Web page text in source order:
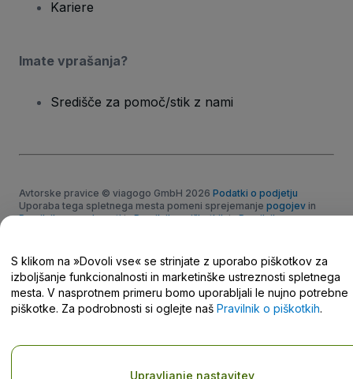
Kariere
Imate vprašanja?
Središče za pomoč/stik z nami
Avtorske pravice © viagogo GmbH 2026 Podatki o podjetju
Uporaba tega spletnega mesta pomeni sprejemanje pogojev in
Pravilnik o zasebnostiinPravilnik o piškotkihinPravilnik o
S klikom na »Dovoli vse« se strinjate z uporabo piškotkov za
izboljšanje funkcionalnosti in marketinške ustreznosti spletnega
mesta. V nasprotnem primeru bomo uporabljali le nujno potrebne
piškotke. Za podrobnosti si oglejte naš Pravilnik o piškotkih.
Upravljanje nastavitev